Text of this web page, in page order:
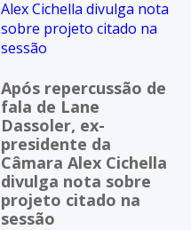
Após repercussão de
fala de Lane
Dassoler, ex-
presidente da
Câmara Alex Cichella
divulga nota sobre
projeto citado na
sessão